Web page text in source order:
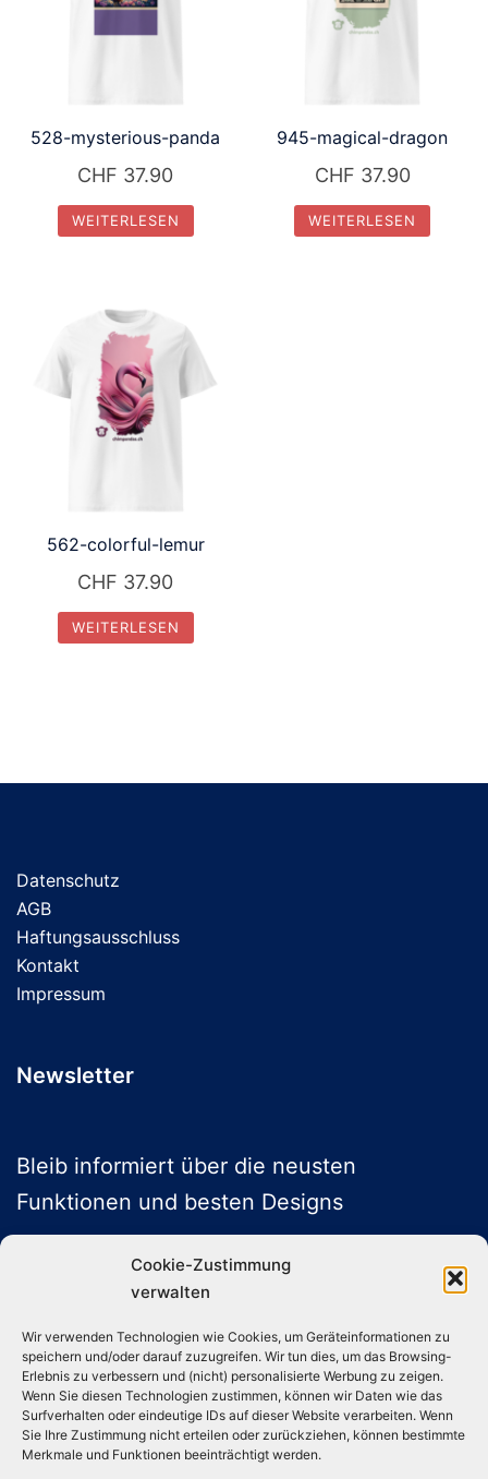
Cookie-Zustimmung
verwalten
Wir verwenden Technologien wie Cookies, um Geräteinformationen zu
speichern und/oder darauf zuzugreifen. Wir tun dies, um das Browsing-
Erlebnis zu verbessern und (nicht) personalisierte Werbung zu zeigen.
Wenn Sie diesen Technologien zustimmen, können wir Daten wie das
Surfverhalten oder eindeutige IDs auf dieser Website verarbeiten. Wenn
Sie Ihre Zustimmung nicht erteilen oder zurückziehen, können bestimmte
Merkmale und Funktionen beeinträchtigt werden.
528-mysterious-panda
CHF 37.90
WEITERLESEN
945-magical-dragon
CHF 37.90
WEITERLESEN
562-colorful-lemur
CHF 37.90
WEITERLESEN
Datenschutz
AGB
Haftungsausschluss
Kontakt
Impressum
Newsletter
Bleib informiert über die neusten
Funktionen und besten Designs
ABONNIEREN
Folge uns auf Social Media